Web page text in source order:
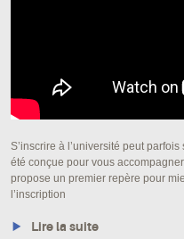
S’inscrire à l’université peut
été conçue pour vous
propose un premier repère pour
l’inscription
Lire la suite